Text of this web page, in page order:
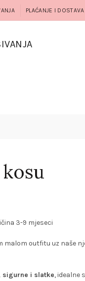
PLAĆANJE I DOSTAVA
3-9 mjeseci
malom outfitu uz naše
sigurne i slatke, idealne